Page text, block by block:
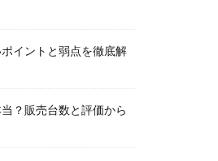
イントと弱点を徹底解
？販売台数と評価から